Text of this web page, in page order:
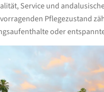
Service und
Pflegezustand
oder